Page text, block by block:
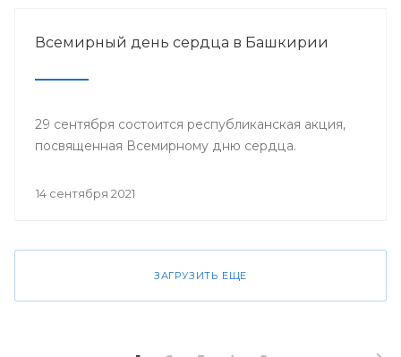
Всемирный день сердца в Башкирии
29 сентября состоится республиканская акция,
посвященная Всемирному дню сердца.
14 сентября 2021
ЗАГРУЗИТЬ ЕЩЕ